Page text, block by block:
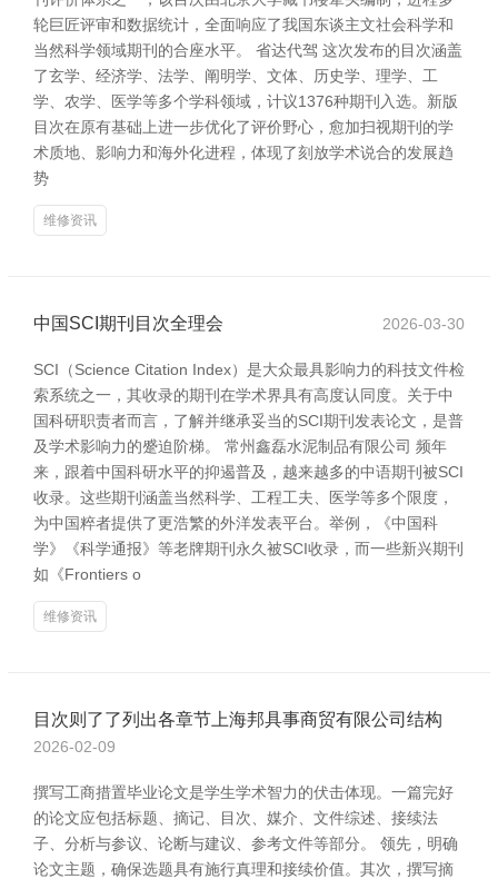
轮巨匠评审和数据统计，全面响应了我国东谈主文社会科学和
当然科学领域期刊的合座水平。 省达代驾 这次发布的目次涵盖
了玄学、经济学、法学、阐明学、文体、历史学、理学、工
学、农学、医学等多个学科领域，计议1376种期刊入选。新版
目次在原有基础上进一步优化了评价野心，愈加扫视期刊的学
术质地、影响力和海外化进程，体现了刻放学术说合的发展趋
势
维修资讯
中国SCI期刊目次全理会 2026-03-30
SCI（Science Citation Index）是大众最具影响力的科技文件检
索系统之一，其收录的期刊在学术界具有高度认同度。关于中
国科研职责者而言，了解并继承妥当的SCI期刊发表论文，是普
及学术影响力的蹙迫阶梯。 常州鑫磊水泥制品有限公司 频年
来，跟着中国科研水平的抑遏普及，越来越多的中语期刊被SCI
收录。这些期刊涵盖当然科学、工程工夫、医学等多个限度，
为中国粹者提供了更浩繁的外洋发表平台。举例，《中国科
学》《科学通报》等老牌期刊永久被SCI收录，而一些新兴期刊
如《Frontiers o
维修资讯
目次则了了列出各章节上海邦具事商贸有限公司结构
2026-02-09
撰写工商措置毕业论文是学生学术智力的伏击体现。一篇完好
的论文应包括标题、摘记、目次、媒介、文件综述、接续法
子、分析与参议、论断与建议、参考文件等部分。 领先，明确
论文主题，确保选题具有施行真理和接续价值。其次，撰写摘